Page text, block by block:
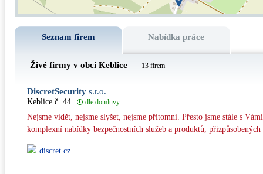
Seznam firem Nabídka práce
Živé firmy v obci Keblice 13 firem
DiscretSecurity s.r.o.
Keblice č. 44 dle domluvy
Nejsme vidět, nejsme slyšet, nejsme přítomni. Přesto jsme stále s
komplexní nabídky bezpečnostních služeb a produktů,
discret.cz